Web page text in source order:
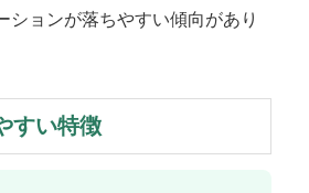
ションが落ちやすい傾向があり
すい特徴